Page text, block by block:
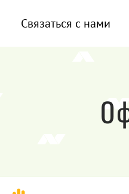
Связаться с нами